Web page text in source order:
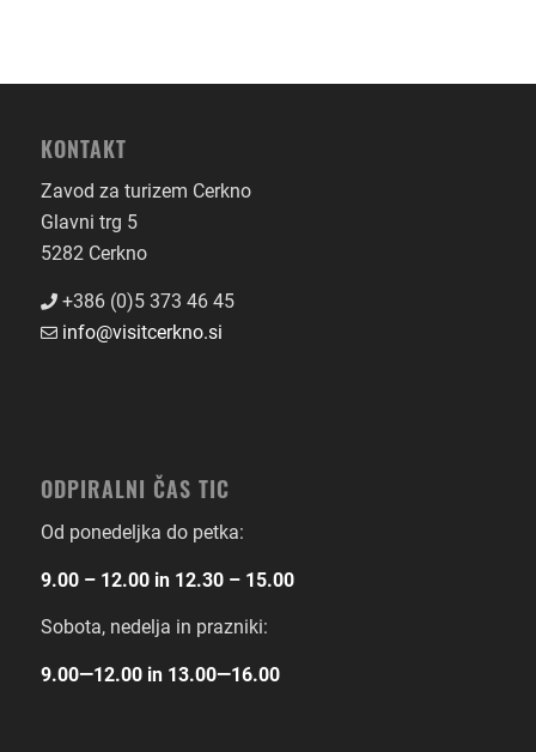
KONTAKT
Zavod za turizem Cerkno
Glavni trg 5
5282 Cerkno
+386 (0)5 373 46 45
info@visitcerkno.si
ODPIRALNI ČAS TIC
Od ponedeljka do petka:
9.00 – 12.00 in 12.30 – 15.00
Sobota, nedelja in prazniki:
9.00―12.00 in 13.00―16.00